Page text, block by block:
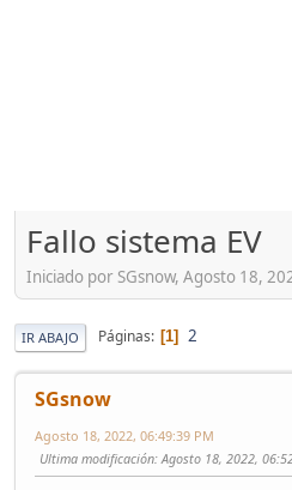
Fallo sistema EV
Iniciado por SGsnow, Agosto 18,
IR ABAJO Páginas 1 2
SGsnow
Agosto 18, 2022, 06:49:39 PM
Ultima modificación: Agosto 18, 2022,